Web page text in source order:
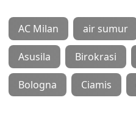
AC Milan air sumur
Asusila Birokrasi
Bologna Ciamis